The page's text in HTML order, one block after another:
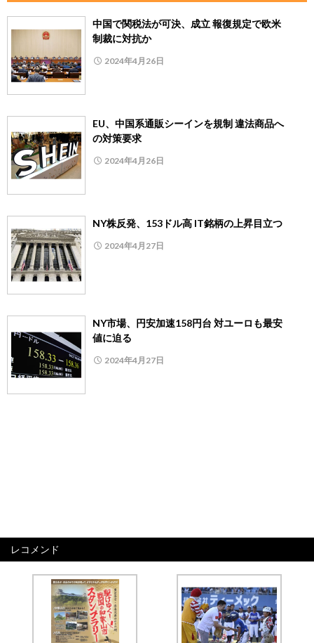
中国で関税法が可決、成立 報復規定で欧米
制裁に対抗か
2024年4月26日
EU、中国系通販シーインを規制 違法商品へ
の対策要求
2024年4月26日
NY株反発、153ドル高 IT銘柄の上昇目立つ
2024年4月27日
NY市場、円安加速158円台 対ユーロも最安
値に迫る
2024年4月27日
レコメンド